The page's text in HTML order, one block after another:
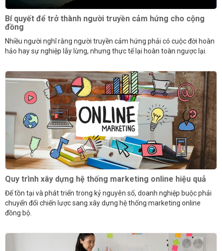
Bí quyết để trở thành người truyền cảm hứng cho cộng
đồng
Nhiều người nghĩ rằng người truyền cảm hứng phải có cuộc đời hoàn
hảo hay sự nghiệp lẫy lừng, nhưng thực tế lại hoàn toàn ngược lại.
Quy trình xây dựng hệ thống marketing online hiệu quả
Để tồn tại và phát triển trong kỷ nguyên số, doanh nghiệp buộc phải
chuyển đổi chiến lược sang xây dựng hệ thống marketing online
đồng bộ.